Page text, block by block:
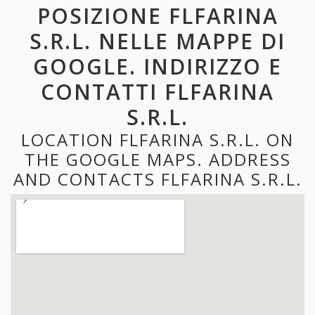
POSIZIONE FLFARINA
S.R.L. NELLE MAPPE DI
GOOGLE. INDIRIZZO E
CONTATTI FLFARINA
S.R.L.
LOCATION FLFARINA S.R.L. ON
THE GOOGLE MAPS. ADDRESS
AND CONTACTS FLFARINA S.R.L.